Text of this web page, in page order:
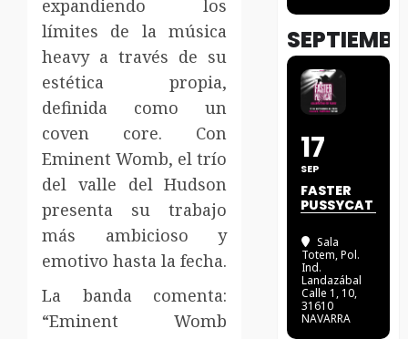
expandiendo los
límites de la música
heavy a través de su
estética propia,
definida como un
coven core. Con
Eminent Womb, el trío
del valle del Hudson
presenta su trabajo
más ambicioso y
emotivo hasta la fecha.
La banda comenta:
“Eminent Womb
17
SEP
FASTER
PUSSYCAT
Sala
Totem, Pol.
Ind.
Landazábal
Calle 1, 10,
31610
NAVARRA